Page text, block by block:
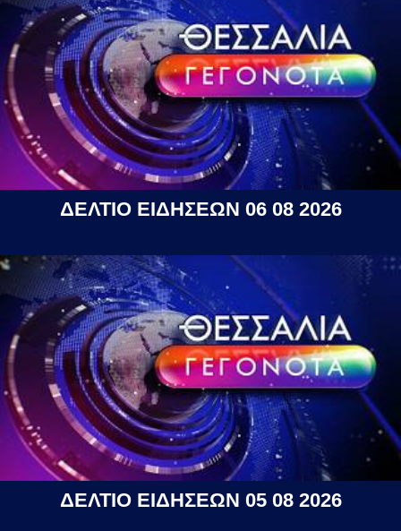
ΔΕΛΤΙΟ ΕΙΔΗΣΕΩΝ 06 08 2026
ΔΕΛΤΙΟ ΕΙΔΗΣΕΩΝ 05 08 2026